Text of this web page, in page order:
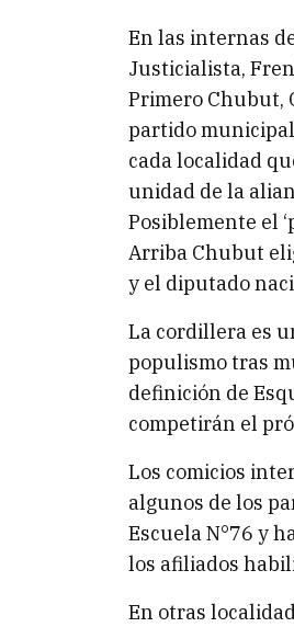
En las internas
Justicialista,
Primero Chubut,
partido
cada localidad
unidad de la
Posiblemente el
Arriba Chubut
y el diputado
La cordillera es
populismo tras
definición de
competirán el
Los comicios
algunos de los
Escuela N°76 y
los afiliados
En otras